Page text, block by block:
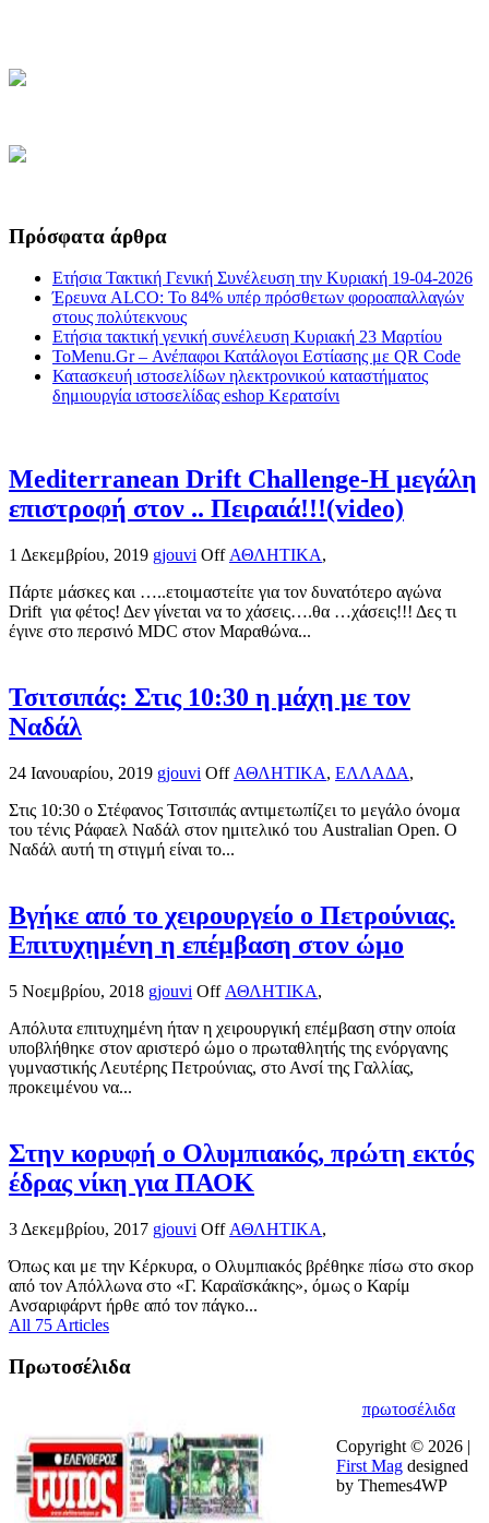
Πρόσφατα άρθρα
Ετήσια Τακτική Γενική Συνέλευση την Κυριακή 19-04-2026
Έρευνα ALCO: Το 84% υπέρ πρόσθετων φοροαπαλλαγών
στους πολύτεκνους
Ετήσια τακτική γενική συνέλευση Κυριακή 23 Μαρτίου
ToMenu.Gr – Ανέπαφοι Κατάλογοι Εστίασης με QR Code
Κατασκευή ιστοσελίδων ηλεκτρονικού καταστήματος
δημιουργία ιστοσελίδας eshop Κερατσίνι
Mediterranean Drift Challenge-Η μεγάλη
επιστροφή στον .. Πειραιά!!!(video)
1 Δεκεμβρίου, 2019 gjouvi Off ΑΘΛΗΤΙΚΑ,
Πάρτε μάσκες και …..ετοιμαστείτε για τον δυνατότερο αγώνα
Drift για φέτος! Δεν γίνεται να το χάσεις….θα …χάσεις!!! Δες τι
έγινε στο περσινό MDC στον Μαραθώνα...
Τσιτσιπάς: Στις 10:30 η μάχη με τον
Ναδάλ
24 Ιανουαρίου, 2019 gjouvi Off ΑΘΛΗΤΙΚΑ, ΕΛΛΑΔΑ,
Στις 10:30 ο Στέφανος Τσιτσιπάς αντιμετωπίζει το μεγάλο όνομα
του τένις Ράφαελ Ναδάλ στον ημιτελικό του Australian Open. Ο
Ναδάλ αυτή τη στιγμή είναι το...
Βγήκε από το χειρουργείο ο Πετρούνιας.
Επιτυχημένη η επέμβαση στον ώμο
5 Νοεμβρίου, 2018 gjouvi Off ΑΘΛΗΤΙΚΑ,
Απόλυτα επιτυχημένη ήταν η χειρουργική επέμβαση στην οποία
υποβλήθηκε στον αριστερό ώμο ο πρωταθλητής της ενόργανης
γυμναστικής Λευτέρης Πετρούνιας, στο Ανσί της Γαλλίας,
προκειμένου να...
Στην κορυφή ο Ολυμπιακός, πρώτη εκτός
έδρας νίκη για ΠΑΟΚ
3 Δεκεμβρίου, 2017 gjouvi Off ΑΘΛΗΤΙΚΑ,
Όπως και με την Κέρκυρα, ο Ολυμπιακός βρέθηκε πίσω στο σκορ
από τον Απόλλωνα στο «Γ. Καραϊσκάκης», όμως ο Καρίμ
Ανσαριφάρντ ήρθε από τον πάγκο...
All 75 Articles
Πρωτοσέλιδα
πρωτοσέλιδα
Copyright © 2026 |
First Mag designed
by Themes4WP